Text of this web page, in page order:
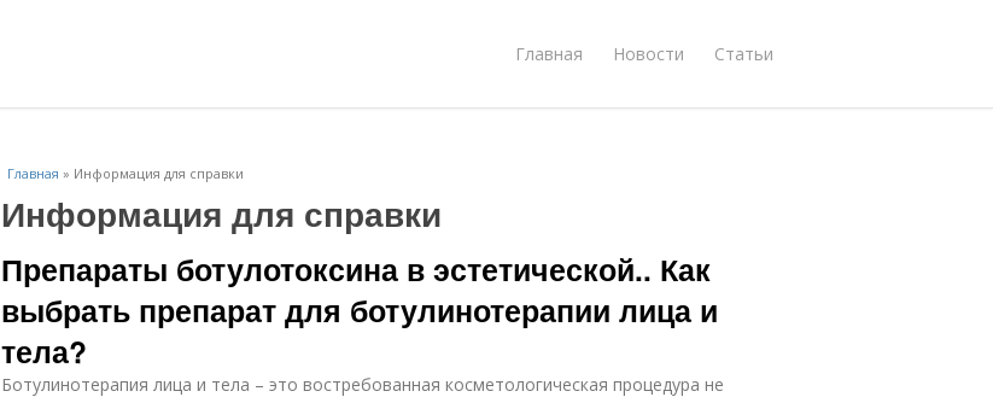
Главная Новости Статьи
Главная » Информация для справки
Информация для справки
Препараты ботулотоксина в эстетической.. Как
выбрать препарат для ботулинотерапии лица и
тела?
Ботулинотерапия лица и тела – это востребованная косметологическая процедура не